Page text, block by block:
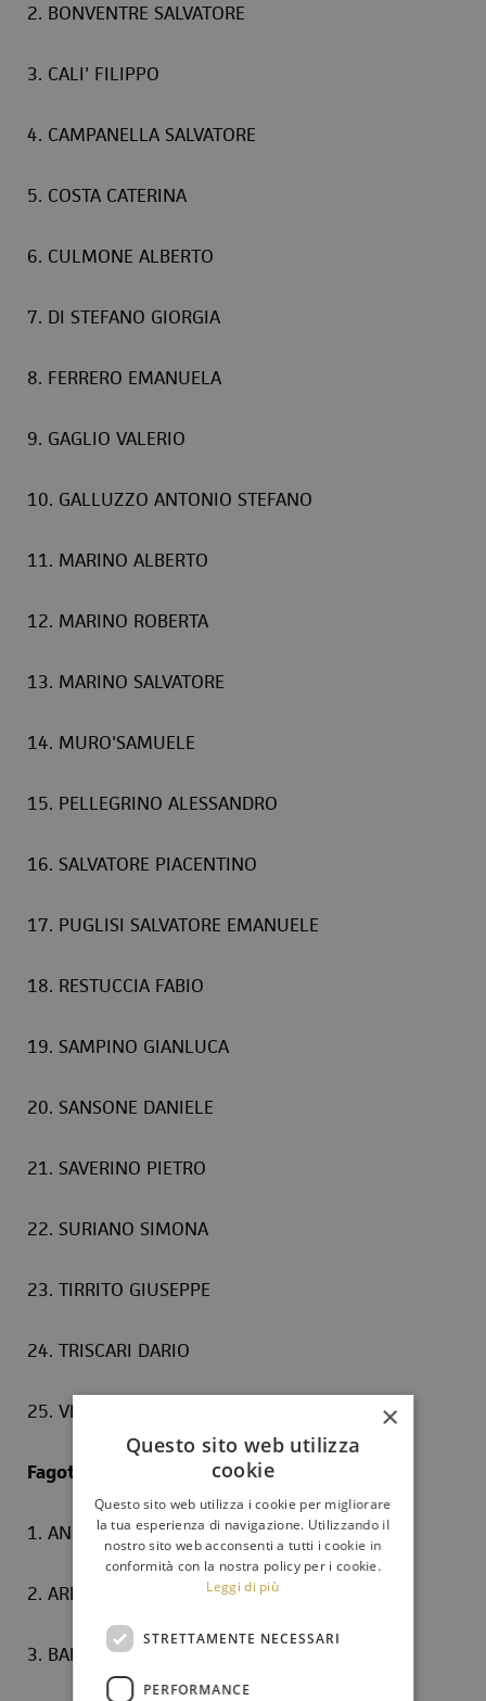
2. BONVENTRE SALVATORE
3. CALI' FILIPPO
4. CAMPANELLA SALVATORE
5. COSTA CATERINA
6. CULMONE ALBERTO
7. DI STEFANO GIORGIA
8. FERRERO EMANUELA
9. GAGLIO VALERIO
10. GALLUZZO ANTONIO STEFANO
11. MARINO ALBERTO
12. MARINO ROBERTA
13. MARINO SALVATORE
14. MURO'SAMUELE
15. PELLEGRINO ALESSANDRO
16. SALVATORE PIACENTINO
17. PUGLISI SALVATORE EMANUELE
18. RESTUCCIA FABIO
19. SAMPINO GIANLUCA
20. SANSONE DANIELE
21. SAVERINO PIETRO
22. SURIANO SIMONA
23. TIRRITO GIUSEPPE
24. TRISCARI DARIO
25. VITANZA DAVIDE
Fagotti
1. ANZALONE MICHELE
2. ARENA EMANUELE
3. BARTHOLINI GIUSEPPE
×
Questo sito web utilizza
cookie
Questo sito web utilizza i cookie per migliorare
la tua esperienza di navigazione. Utilizzando il
nostro sito web acconsenti a tutti i cookie in
conformità con la nostra policy per i cookie.
Leggi di più
STRETTAMENTE NECESSARI
PERFORMANCE